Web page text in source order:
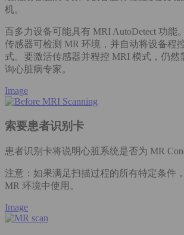
机。
百多力设备可能具有 MRI AutoDetect 功能
传感器可检测 MR 环境，并自动将设备程
式。要激活传感器并程控 MRI 模式，仍然
询心脏病专家。
Image
索要患者识别卡
患者识别卡将说明心脏系统是否为 MR
注意：如果满足扫描过程的所有特定条件
MR 环境中使用。
Image